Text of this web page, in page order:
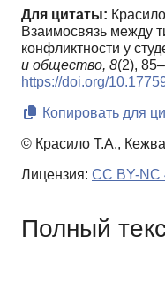
Для цитаты:
Взаимосвязь между
конфликтности у
и общество, 8(2),
https://doi.org/
Копировать для
© Красило Т.А.,
Лицензия: CC BY-NC
Полный